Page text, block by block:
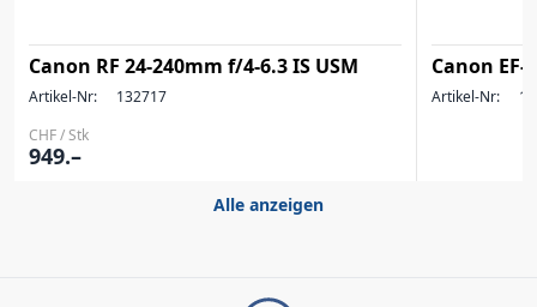
Canon RF 24-240mm f/4-6.3 IS USM
Artikel-Nr:
132717
CHF / Stk
949.–
Canon EF-
Artikel-Nr:
Alle anzeigen